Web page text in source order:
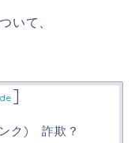
いて、
]
ク) 詐欺？